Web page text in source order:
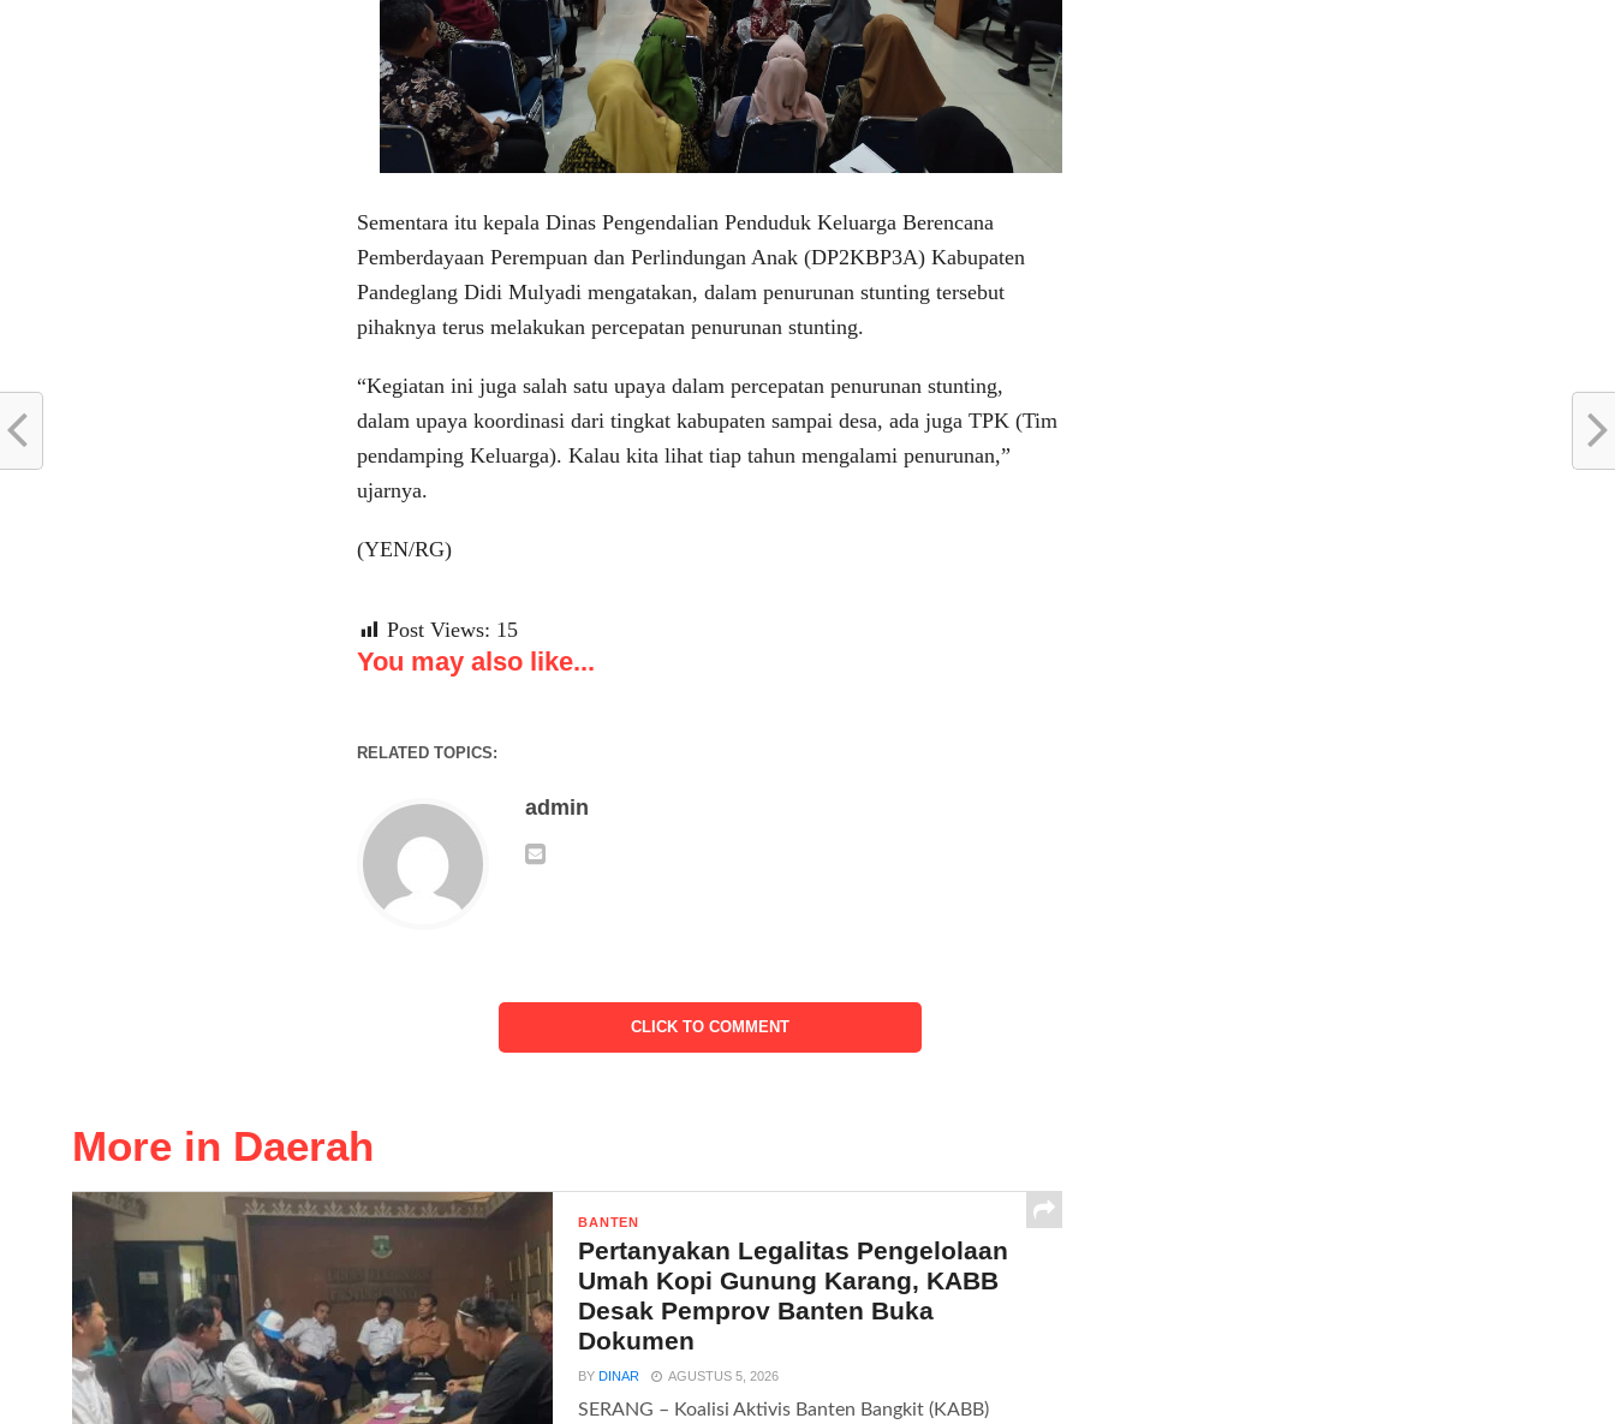
Sementara itu kepala Dinas Pengendalian Penduduk Keluarga Berencana
Pemberdayaan Perempuan dan Perlindungan Anak (DP2KBP3A) Kabupaten
Pandeglang Didi Mulyadi mengatakan, dalam penurunan stunting tersebut
pihaknya terus melakukan percepatan penurunan stunting.
“Kegiatan ini juga salah satu upaya dalam percepatan penurunan stunting,
dalam upaya koordinasi dari tingkat kabupaten sampai desa, ada juga TPK (Tim
pendamping Keluarga). Kalau kita lihat tiap tahun mengalami penurunan,”
ujarnya.
(YEN/RG)
Post Views: 15
You may also like...
RELATED TOPICS:
admin
CLICK TO COMMENT
More in Daerah
BANTEN
Pertanyakan Legalitas Pengelolaan
Umah Kopi Gunung Karang, KABB
Desak Pemprov Banten Buka
Dokumen
BYDINAR AGUSTUS 5, 2026
SERANG – Koalisi Aktivis Banten Bangkit (KABB)